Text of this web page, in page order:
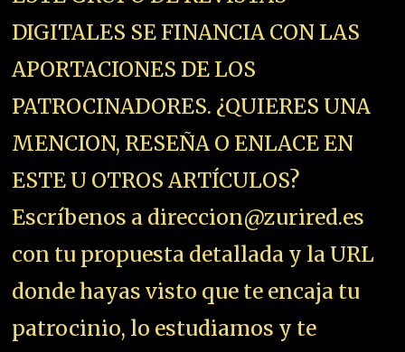
DIGITALES SE FINANCIA CON LAS
APORTACIONES DE LOS
PATROCINADORES. ¿QUIERES UNA
MENCION, RESEÑA O ENLACE EN
ESTE U OTROS ARTÍCULOS?
Escríbenos a direccion@zurired.es
con tu propuesta detallada y la URL
donde hayas visto que te encaja tu
patrocinio, lo estudiamos y te